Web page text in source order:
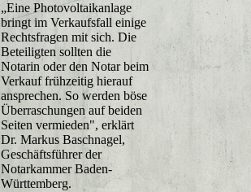
„Eine Photovoltaikanlage
bringt im Verkaufsfall einige
Rechtsfragen mit sich. Die
Beteiligten sollten die
Notarin oder den Notar beim
Verkauf frühzeitig hierauf
ansprechen. So werden böse
Überraschungen auf beiden
Seiten vermieden", erklärt
Dr. Markus Baschnagel,
Geschäftsführer der
Notarkammer Baden-
Württemberg.